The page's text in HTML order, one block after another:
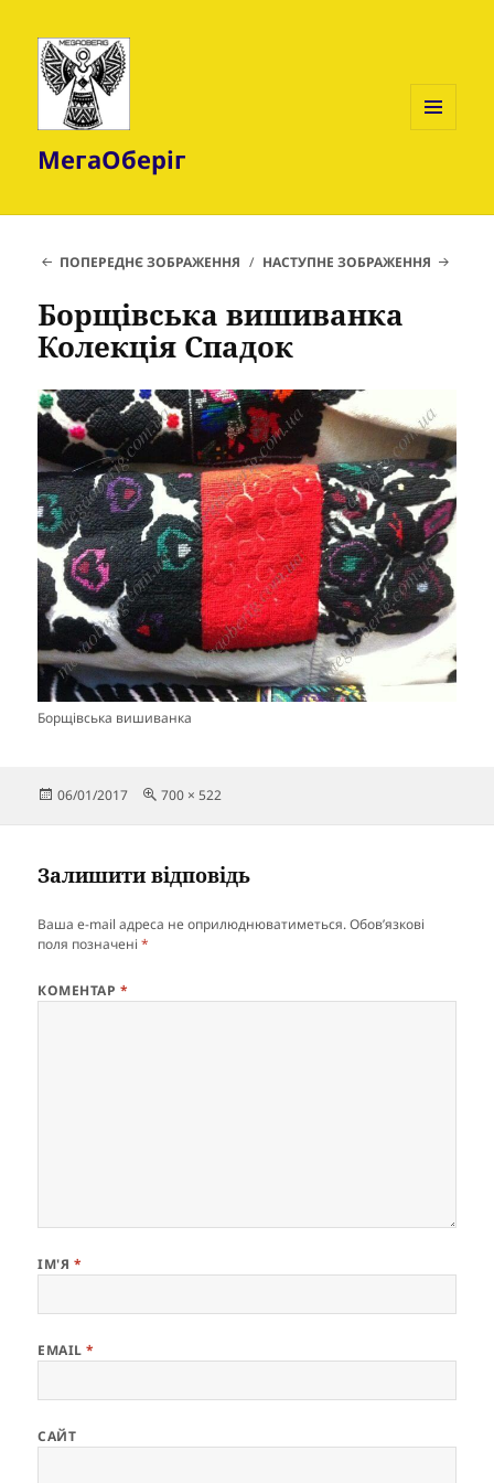
МегаОберіг
ПОПЕРЕДНЄ ЗОБРАЖЕННЯ НАСТУПНЕ ЗОБРАЖЕННЯ
Борщівська вишиванка
Колекція Спадок
Борщівська вишиванка
Опубліковано
06/01/2017
Повний
700 × 522
Залишити відповідь
Ваша e-mail адреса не оприлюднюватиметься. Обов’язкові
поля позначені*
КОМЕНТАР *
ІМ'Я *
EMAIL*
САЙТ